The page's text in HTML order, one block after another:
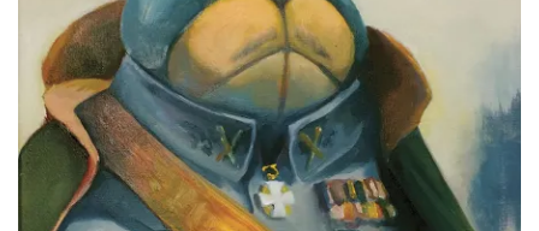
Pääkirjoitus
Paperilehdestä
Oulu2026
Näyttelyt
Musiikki
Levyt
Kuvataide
Kirjat